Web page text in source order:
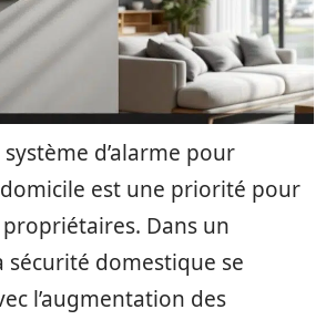
d’alarme pour
est une priorité pour
Dans un
sécurité domestique se
l’augmentation des